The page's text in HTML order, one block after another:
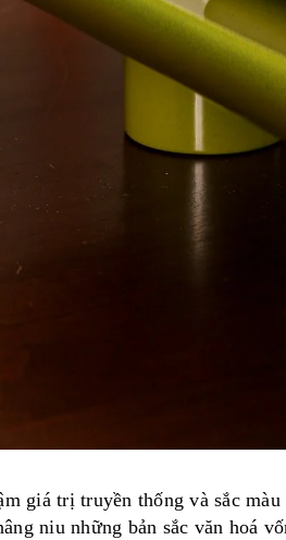
giá trị truyền thống và sắc
niu những bản sắc văn hoá